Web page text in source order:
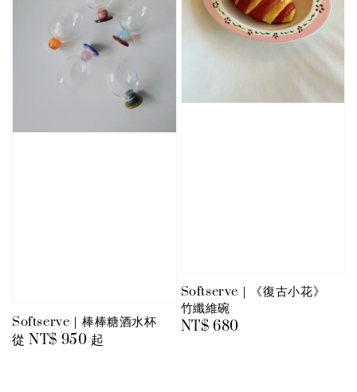
Softserve｜棒棒糖酒水杯
Regular
從NT$ 950 起
Softserve｜《復古小花》
竹纖維碗
Regular
NT$ 680